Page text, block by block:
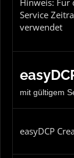
Hinweis: Für
Service
verwendet
mit gültigem
easyDCP